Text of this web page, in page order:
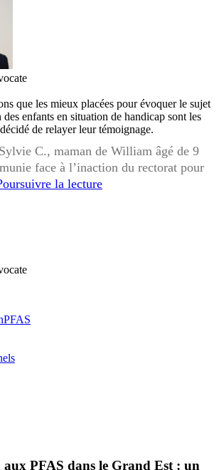
que les mieux placées pour évoquer le sujet
enfants en situation de handicap sont les
de relayer leur témoignage.
C., maman de William âgé de 9
face à l’inaction du rectorat pour
la lectureURGENCE
PFAS dans le Grand Est : un